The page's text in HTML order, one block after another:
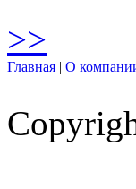
>>
Главная | О